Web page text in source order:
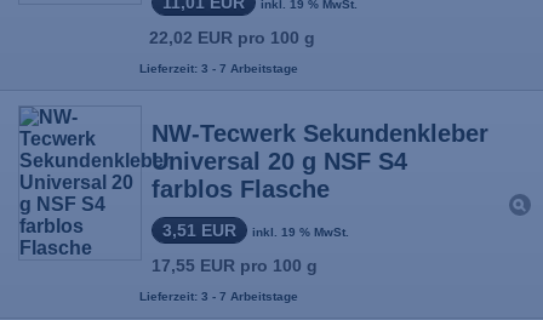
inkl. 19 % MwSt.
22,02 EUR pro 100 g
Lieferzeit: 3 - 7 Arbeitstage
NW-Tecwerk Sekundenkleber
Universal 20 g NSF S4
farblos Flasche
3,51 EUR inkl. 19 % MwSt.
17,55 EUR pro 100 g
Lieferzeit: 3 - 7 Arbeitstage